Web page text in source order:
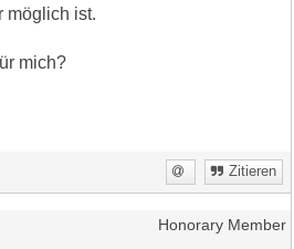
möglich ist.
mich?
Zitieren
Honorary Member